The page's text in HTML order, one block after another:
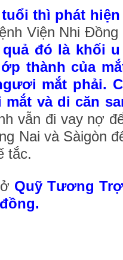
thì phát
Viện Nhi
đó là khối u
thành của
mắt phải.
và di căn
vẫn đi vay nợ
Nai và Sàigòn
tắc.
Quỹ Tương